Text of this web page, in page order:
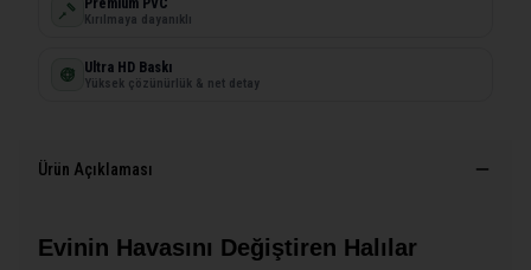
Kırılmaya dayanıklı
Ultra HD Baskı
Yüksek çözünürlük & net detay
Ürün Açıklaması
Evinin Havasını Değiştiren Halılar